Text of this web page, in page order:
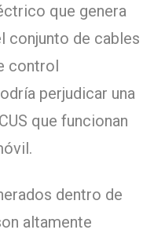
que genera
conjunto de cables
control
perjudicar una
que funcionan
dentro de
altamente